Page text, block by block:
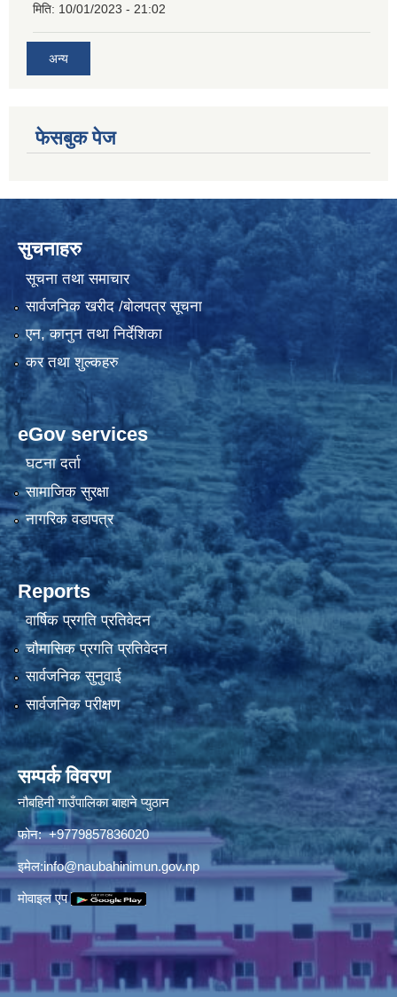
मिति: 10/01/2023 - 21:02
अन्य
फेसबुक पेज
सुचनाहरु
सूचना तथा समाचार
सार्वजनिक खरीद /बोलपत्र सूचना
एन, कानुन तथा निर्देशिका
कर तथा शुल्कहरु
eGov services
घटना दर्ता
सामाजिक सुरक्षा
नागरिक वडापत्र
Reports
वार्षिक प्रगति प्रतिवेदन
चौमासिक प्रगति प्रतिवेदन
सार्वजनिक सुनुवाई
सार्वजनिक परीक्षण
सम्पर्क विवरण
नौबहिनी गाउँपालिका बाहाने प्युठान
फोन: +9779857836020
इमेल:info@naubahinimun.gov.np
माेवाइल एप